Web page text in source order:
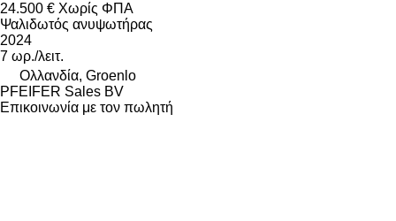
24.500 € Χωρίς ΦΠΑ
Ψαλιδωτός ανυψωτήρας
2024
7 ωρ./λειτ.
Ολλανδία, Groenlo
PFEIFER Sales BV
Επικοινωνία με τον πωλητή